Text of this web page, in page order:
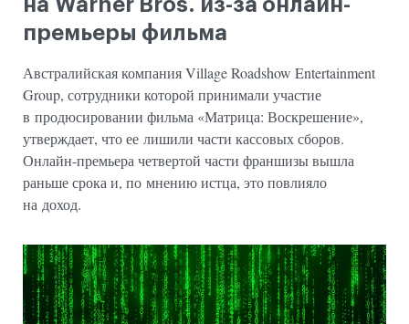
на Warner Bros. из-за онлайн-
премьеры фильма
Австралийская компания Village Roadshow Entertainment
Group, сотрудники которой принимали участие
в продюсировании фильма «Матрица: Воскрешение»,
утверждает, что ее лишили части кассовых сборов.
Онлайн-премьера четвертой части франшизы вышла
раньше срока и, по мнению истца, это повлияло
на доход.